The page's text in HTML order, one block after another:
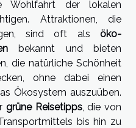
der lokalen
Attraktionen, die
sind oft als öko-
bekannt und bieten
die natürliche Schönheit
ohne dabei einen
Ökosystem auszuüben.
grüne Reisetipps, die von
bis hin zu